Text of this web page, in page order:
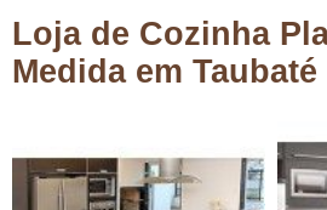
Loja de Cozinha
Medida em Taubaté